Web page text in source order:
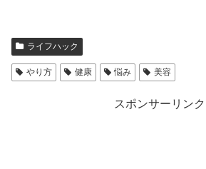
ライフハック
やり方 健康 悩み 美容
スポンサーリンク